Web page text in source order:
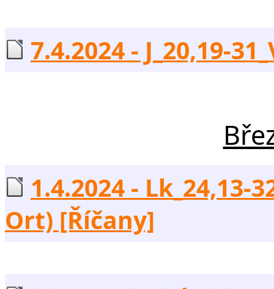
7.4.2024 - J_20,19-
1.4.2024 -
Ort) [Říčany]